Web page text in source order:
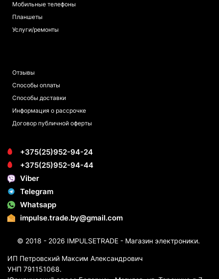
Мобильные телефоны
Планшеты
Услуги/ремонты
Отзывы
Способы оплаты
Способы доставки
Информация о рассрочке
Договор публичной оферты
+375(25)952-94-24
+375(25)952-94-44
Viber
Telegram
Whatsapp
impulse.trade.by@gmail.com
© 2018 - 2026 IMPULSETRADE - Магазин электроники.
ИП Петровский Максим Александрович
УНП 791151068.